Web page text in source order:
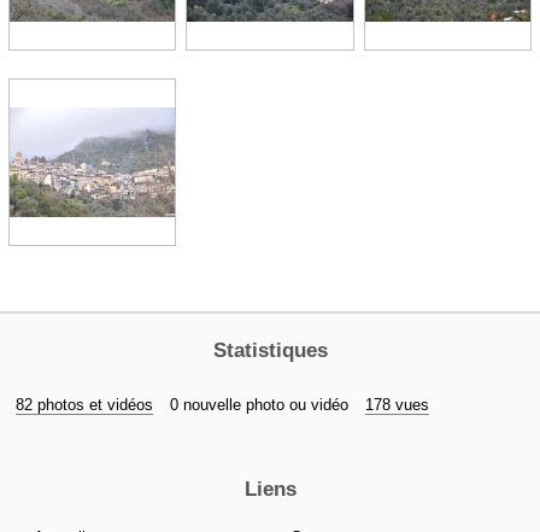
Statistiques
82 photos et vidéos 0 nouvelle photo ou vidéo 178 vues
Liens